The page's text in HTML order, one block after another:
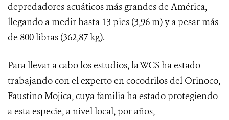
depredadores acuáticos más grandes de América,
llegando a medir hasta 13 pies (3,96 m) y a pesar más
de 800 libras (362,87 kg).
Para llevar a cabo los estudios, la WCS ha estado
trabajando con el experto en cocodrilos del Orinoco,
Faustino Mojica, cuya familia ha estado protegiendo
a esta especie, a nivel local, por años,